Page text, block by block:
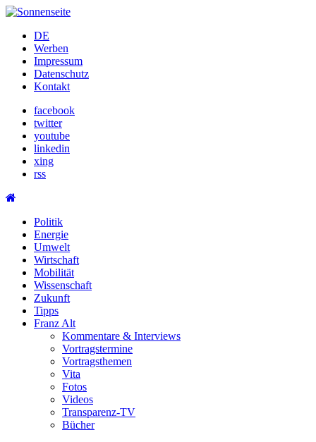
Skip
contentDE
Werben
Impressum
Datenschutz
Kontakt
facebook
twitter
youtube
linkedin
xing
rss
Politik
Energie
Umwelt
Wirtschaft
Mobilität
Wissenschaft
Zukunft
Tipps
Franz Alt
Kommentare & Interviews
Vortragstermine
Vortragsthemen
Vita
Fotos
Videos
Transparenz-TV
Bücher